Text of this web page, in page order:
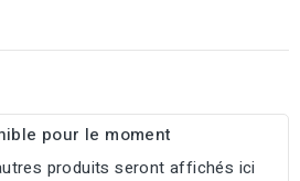
pour le moment
produits seront affichés ici